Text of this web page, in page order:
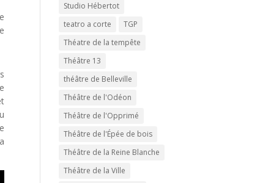
Studio Hébertot
teatro a corte
TGP
Théatre de la tempête
Théâtre 13
théâtre de Belleville
Théâtre de l'Odéon
Théâtre de l'Opprimé
Théâtre de l'Épée de bois
Théâtre de la Reine Blanche
Théâtre de la Ville